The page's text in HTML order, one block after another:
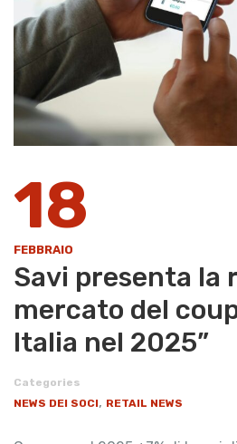
18
FEBBRAIO
Savi presenta la
mercato del
Italia nel 2025”
Categories
NEWS DEI SOCI, RETAIL NEWS